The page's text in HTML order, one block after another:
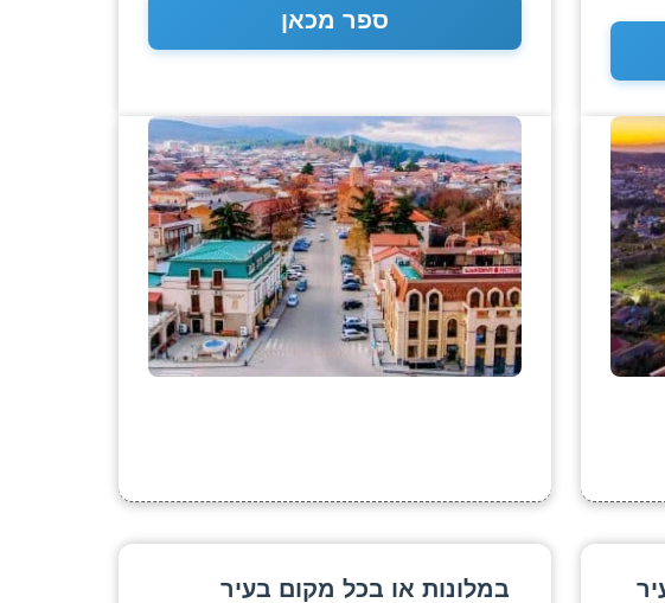
ספר מכאן
במלונות או בכל מקום בעיר